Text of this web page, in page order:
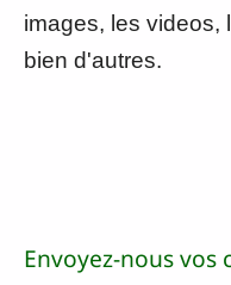
images, les videos,
bien d'autres.
Envoyez-nous